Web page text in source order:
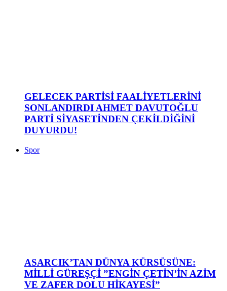
GELECEK PARTİSİ FAALİYETLERİNİ
SONLANDIRDI AHMET DAVUTOĞLU
PARTİ SİYASETİNDEN ÇEKİLDİĞİNİ
DUYURDU!
Spor
ASARCIK’TAN DÜNYA KÜRSÜSÜNE:
MİLLİ GÜREŞÇİ ”ENGİN ÇETİN’İN AZİM
VE ZAFER DOLU HİKAYESİ”